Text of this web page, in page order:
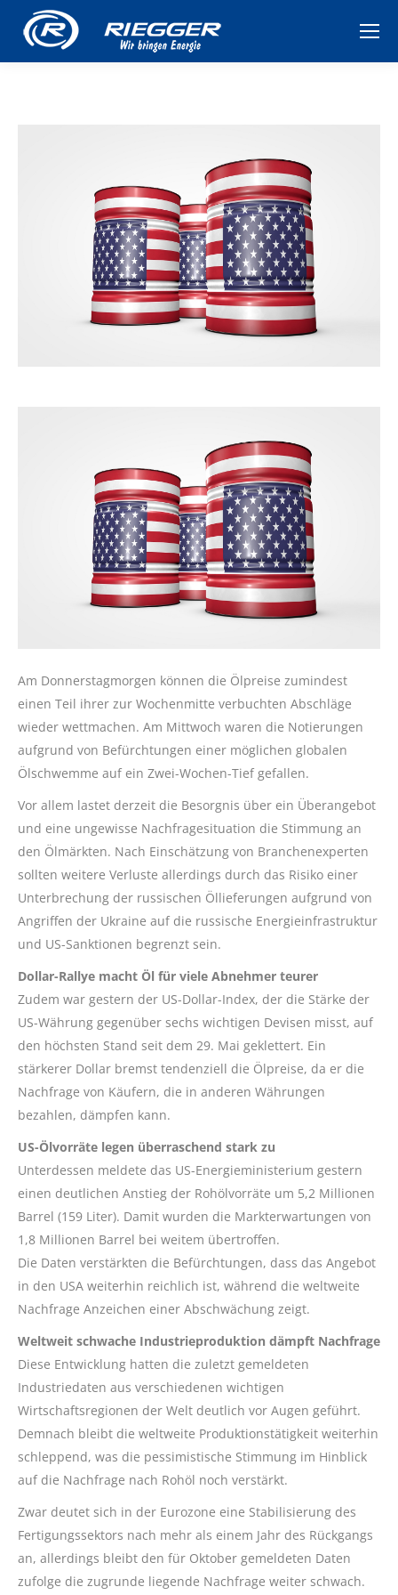
Am Donnerstagmorgen können die Ölpreise zumindest
einen Teil ihrer zur Wochenmitte verbuchten Abschläge
wieder wettmachen. Am Mittwoch waren die Notierungen
aufgrund von Befürchtungen einer möglichen globalen
Ölschwemme auf ein Zwei-Wochen-Tief gefallen.
Vor allem lastet derzeit die Besorgnis über ein Überangebot
und eine ungewisse Nachfragesituation die Stimmung an
den Ölmärkten. Nach Einschätzung von Branchenexperten
sollten weitere Verluste allerdings durch das Risiko einer
Unterbrechung der russischen Öllieferungen aufgrund von
Angriffen der Ukraine auf die russische Energieinfrastruktur
und US-Sanktionen begrenzt sein.
Dollar-Rallye macht Öl für viele Abnehmer teurer
Zudem war gestern der US-Dollar-Index, der die Stärke der
US-Währung gegenüber sechs wichtigen Devisen misst, auf
den höchsten Stand seit dem 29. Mai geklettert. Ein
stärkerer Dollar bremst tendenziell die Ölpreise, da er die
Nachfrage von Käufern, die in anderen Währungen
bezahlen, dämpfen kann.
US-Ölvorräte legen überraschend stark zu
Unterdessen meldete das US-Energieministerium gestern
einen deutlichen Anstieg der Rohölvorräte um 5,2 Millionen
Barrel (159 Liter). Damit wurden die Markterwartungen von
1,8 Millionen Barrel bei weitem übertroffen.
Die Daten verstärkten die Befürchtungen, dass das Angebot
in den USA weiterhin reichlich ist, während die weltweite
Nachfrage Anzeichen einer Abschwächung zeigt.
Weltweit schwache Industrieproduktion dämpft Nachfrage
Diese Entwicklung hatten die zuletzt gemeldeten
Industriedaten aus verschiedenen wichtigen
Wirtschaftsregionen der Welt deutlich vor Augen geführt.
Demnach bleibt die weltweite Produktionstätigkeit weiterhin
schleppend, was die pessimistische Stimmung im Hinblick
auf die Nachfrage nach Rohöl noch verstärkt.
Zwar deutet sich in der Eurozone eine Stabilisierung des
Fertigungssektors nach mehr als einem Jahr des Rückgangs
an, allerdings bleibt den für Oktober gemeldeten Daten
zufolge die zugrunde liegende Nachfrage weiter schwach.